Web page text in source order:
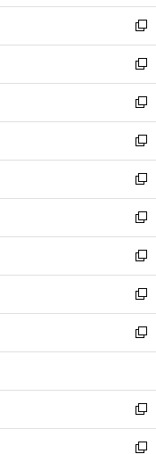
ウ
ィ
ン
ド
ウ
で
開
く
し
い
ウ
ィ
ン
ド
ウ
で
開
く
新
し
い
ウ
ィ
ン
ド
ウ
で
開
く
新
し
い
ウ
ィ
ン
ド
ウ
で
開
く
新
し
い
ウ
ィ
ン
ド
ウ
で
開
く
新
し
い
ウ
ィ
ン
ド
ウ
で
開
く
新
し
い
ウ
ィ
ン
ド
ウ
で
開
新
し
い
ウ
ィ
ン
ド
ウ
開
く
新
し
い
ウ
ィ
ン
ウ
で
開
く
新
し
い
ウ
ン
ド
ウ
で
新
し
ウ
ィ
ン
ド
新
し
い